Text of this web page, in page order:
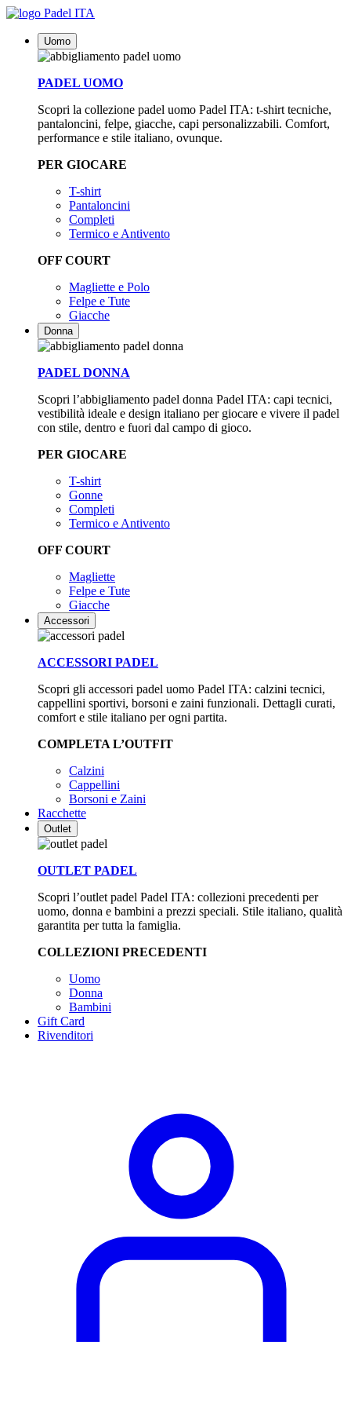
Uomo
PADEL UOMO
Scopri la collezione padel uomo Padel ITA: t-shirt tecniche,
pantaloncini, felpe, giacche, capi personalizzabili. Comfort,
performance e stile italiano, ovunque.
PER GIOCARE
T-shirt
Pantaloncini
Completi
Termico e Antivento
OFF COURT
Magliette e Polo
Felpe e Tute
Giacche
Donna
PADEL DONNA
Scopri l’abbigliamento padel donna Padel ITA: capi tecnici,
vestibilità ideale e design italiano per giocare e vivere il padel
con stile, dentro e fuori dal campo di gioco.
PER GIOCARE
T-shirt
Gonne
Completi
Termico e Antivento
OFF COURT
Magliette
Felpe e Tute
Giacche
Accessori
ACCESSORI PADEL
Scopri gli accessori padel uomo Padel ITA: calzini tecnici,
cappellini sportivi, borsoni e zaini funzionali. Dettagli curati,
comfort e stile italiano per ogni partita.
COMPLETA L’OUTFIT
Calzini
Cappellini
Borsoni e Zaini
Racchette
Outlet
OUTLET PADEL
Scopri l’outlet padel Padel ITA: collezioni precedenti per
uomo, donna e bambini a prezzi speciali. Stile italiano, qualità
garantita per tutta la famiglia.
COLLEZIONI PRECEDENTI
Uomo
Donna
Bambini
Gift Card
Rivenditori